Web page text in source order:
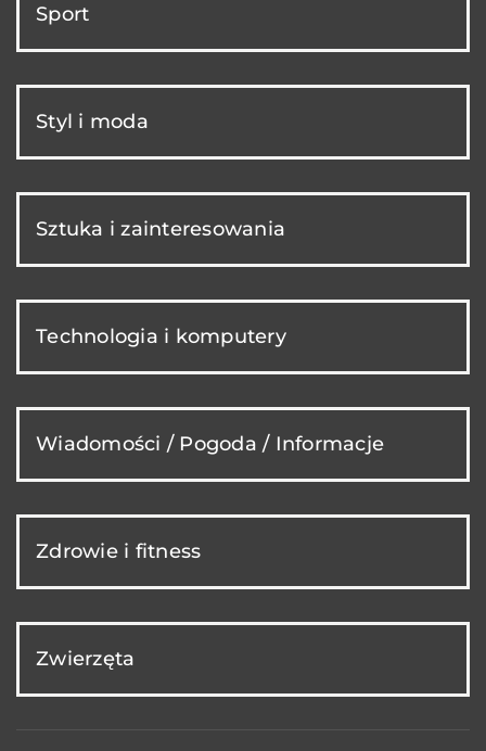
Sport
Styl i moda
Sztuka i zainteresowania
Technologia i komputery
Wiadomości / Pogoda / Informacje
Zdrowie i fitness
Zwierzęta